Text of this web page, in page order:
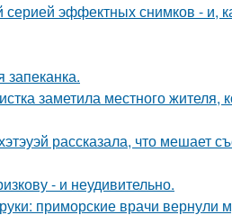
эффектных снимков - и,
заметила местного жителя,
рассказала, что мешает
- и неудивительно.
приморские врачи